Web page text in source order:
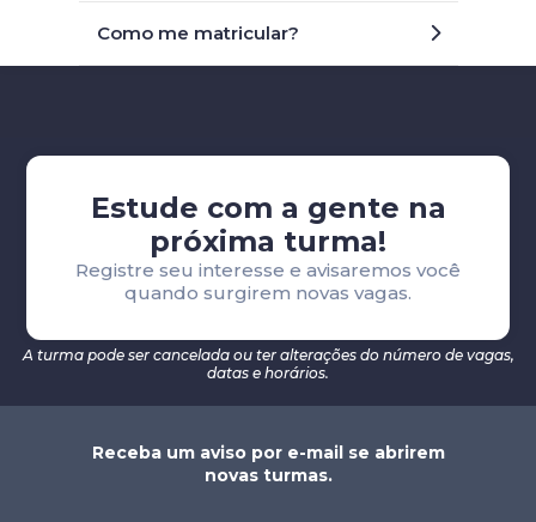
Como me matricular?
Estude com a gente na
próxima turma!
Registre seu interesse e avisaremos você
quando surgirem novas vagas.
A turma pode ser cancelada ou ter alterações do número de vagas,
datas e horários.
Receba um aviso por e-mail se abrirem
novas turmas.